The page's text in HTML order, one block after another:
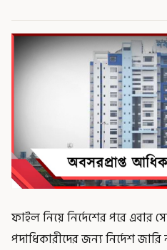
ফাইল নিয়ে নির্দেশের পরে
পদাধিকারীদের জন্য নির্দেশ জারি